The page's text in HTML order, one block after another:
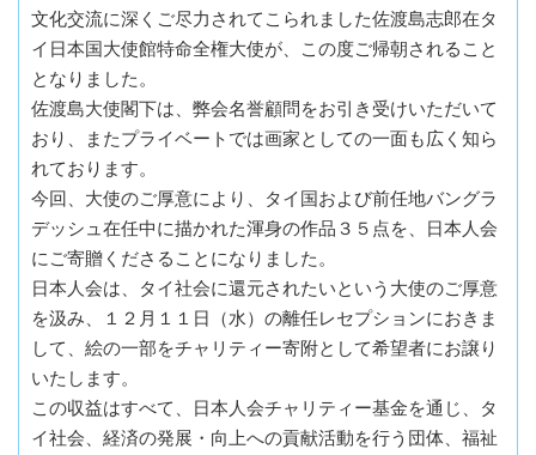
文化交流に深くご尽力されてこられました佐渡島志郎在タ
イ日本国大使館特命全権大使が、この度ご帰朝されること
となりました。
佐渡島大使閣下は、弊会名誉顧問をお引き受けいただいて
おり、またプライベートでは画家としての一面も広く知ら
れております。
今回、大使のご厚意により、タイ国および前任地バングラ
デッシュ在任中に描かれた渾身の作品３５点を、日本人会
にご寄贈くださることになりました。
日本人会は、タイ社会に還元されたいという大使のご厚意
を汲み、１２月１１日（水）の離任レセプションにおきま
して、絵の一部をチャリティー寄附として希望者にお譲り
いたします。
この収益はすべて、日本人会チャリティー基金を通じ、タ
イ社会、経済の発展・向上への貢献活動を行う団体、福祉